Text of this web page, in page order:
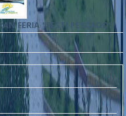
FERIA "FESTI PESCADO"!